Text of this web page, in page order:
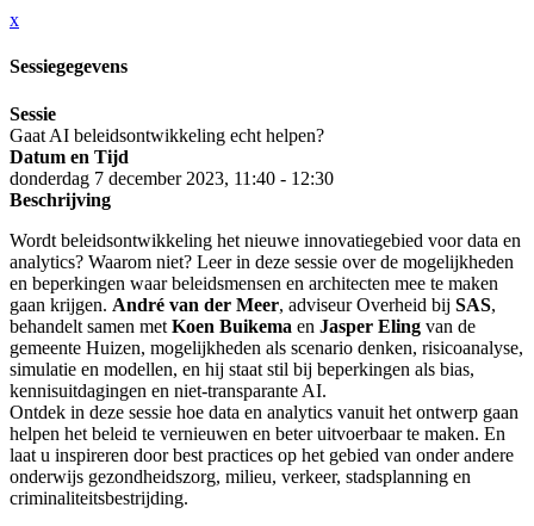
x
Sessiegegevens
Sessie
Gaat AI beleidsontwikkeling echt helpen?
Datum en Tijd
donderdag 7 december 2023, 11:40 - 12:30
Beschrijving
Wordt beleidsontwikkeling het nieuwe innovatiegebied voor data en
analytics? Waarom niet? Leer in deze sessie over de mogelijkheden
en beperkingen waar beleidsmensen en architecten mee te maken
gaan krijgen. André van der Meer, adviseur Overheid bij SAS,
behandelt samen met Koen Buikema en Jasper Eling van de
gemeente Huizen, mogelijkheden als scenario denken, risicoanalyse,
simulatie en modellen, en hij staat stil bij beperkingen als bias,
kennisuitdagingen en niet-transparante AI.
Ontdek in deze sessie hoe data en analytics vanuit het ontwerp gaan
helpen het beleid te vernieuwen en beter uitvoerbaar te maken. En
laat u inspireren door best practices op het gebied van onder andere
onderwijs gezondheidszorg, milieu, verkeer, stadsplanning en
criminaliteitsbestrijding.